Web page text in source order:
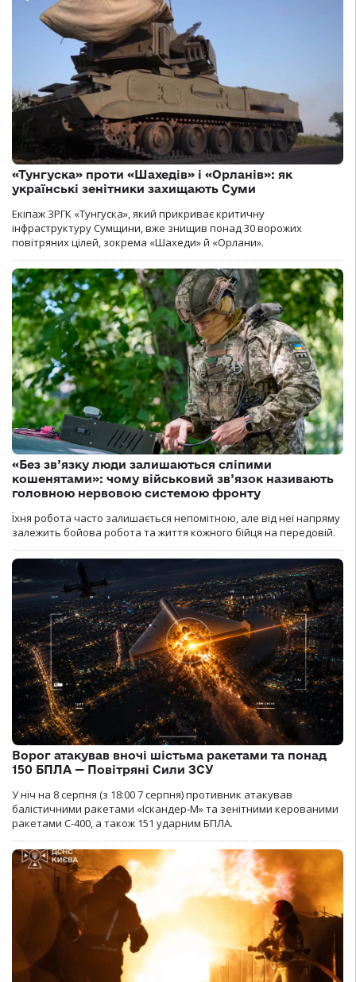
«Тунгуска» проти «Шахедів» і «Орланів»: як
українські зенітники захищають Суми
Екіпаж ЗРГК «Тунгуска», який прикриває критичну
інфраструктуру Сумщини, вже знищив понад 30 ворожих
повітряних цілей, зокрема «Шахеди» й «Орлани».
«Без зв’язку люди залишаються сліпими
кошенятами»: чому військовий зв’язок називають
головною нервовою системою фронту
Їхня робота часто залишається непомітною, але від неї напряму
залежить бойова робота та життя кожного бійця на передовій.
Ворог атакував вночі шістьма ракетами та понад
150 БПЛА — Повітряні Сили ЗСУ
У ніч на 8 серпня (з 18:00 7 серпня) противник атакував
балістичними ракетами «Іскандер-М» та зенітними керованими
ракетами С-400, а також 151 ударним БПЛА.